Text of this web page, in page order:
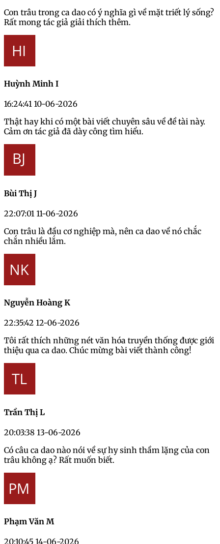
Con trâu trong ca dao có ý nghĩa gì về mặt triết lý sống?
Rất mong tác giả giải thích thêm.
Huỳnh Minh I
16:24:41 10-06-2026
Thật hay khi có một bài viết chuyên sâu về đề tài này.
Cảm ơn tác giả đã dày công tìm hiểu.
Bùi Thị J
22:07:01 11-06-2026
Con trâu là đầu cơ nghiệp mà, nên ca dao về nó chắc
chắn nhiều lắm.
Nguyễn Hoàng K
22:35:42 12-06-2026
Tôi rất thích những nét văn hóa truyền thống được giới
thiệu qua ca dao. Chúc mừng bài viết thành công!
Trần Thị L
20:03:38 13-06-2026
Có câu ca dao nào nói về sự hy sinh thầm lặng của con
trâu không ạ? Rất muốn biết.
Phạm Văn M
20:10:45 14-06-2026